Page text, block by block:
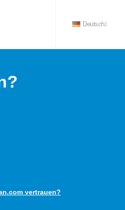
Deutsch
vertrauen?